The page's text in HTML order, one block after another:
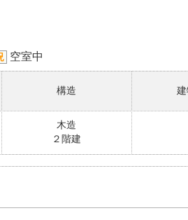
空室中
構造
木造
２階建